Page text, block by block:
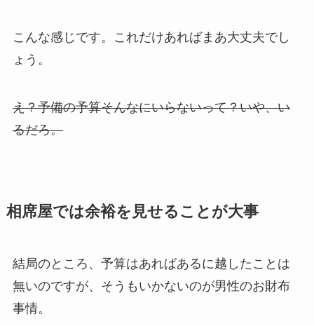
こんな感じです。これだけあればまあ大丈夫でし
ょう。
え？予備の予算そんなにいらないって？いや、い
るだろ。
相席屋では余裕を見せることが大事
結局のところ、予算はあればあるに越したことは
無いのですが、そうもいかないのが男性のお財布
事情。